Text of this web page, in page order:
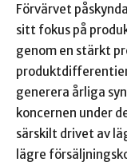
Förvärvet
sitt fokus på
genom en stärkt
generera årliga
koncernen under
särskilt drivet av
lägre